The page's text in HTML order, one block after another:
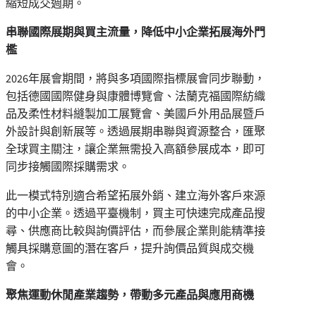
串聯國際展期與買主流量，降低中小企業拓展海外門
檻
2026年展會期間，將與多項國際指標展會同步聯動，
包括德國國際健身與康體博覽會、法蘭克福國際紡織
品及柔性材料縫製加工展覽會、美國戶外用品展暨戶
外設計與創新展等。透過展期串聯與資源整合，匯聚
全球買主關注，讓企業無需投入高額參展成本，即可
同步接觸國際採購需求。
此一模式特別適合希望拓展外銷、建立海外客戶來源
的中小企業。透過平臺機制，買主可快速完成產品搜
尋、供應商比較與詢價評估，而參展企業則能精準接
觸具採購意圖的潛在客戶，提升詢價品質與成交機
會。
聚焦運動休閒產業趨勢，帶動多元產品與應用商機